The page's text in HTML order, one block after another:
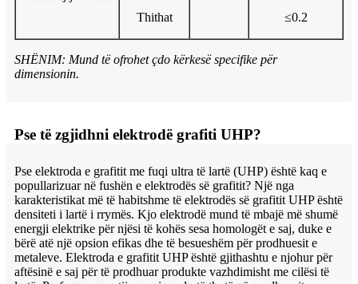
Thithat ≤0.2
SHËNIM: Mund të ofrohet çdo kërkesë specifike për
dimensionin.
Pse të zgjidhni elektrodë grafiti UHP?
Pse elektroda e grafitit me fuqi ultra të lartë (UHP) është kaq e
popullarizuar në fushën e elektrodës së grafitit? Një nga
karakteristikat më të habitshme të elektrodës së grafitit UHP është
densiteti i lartë i rrymës. Kjo elektrodë mund të mbajë më shumë
energji elektrike për njësi të kohës sesa homologët e saj, duke e
bërë atë një opsion efikas dhe të besueshëm për prodhuesit e
metaleve. Elektroda e grafitit UHP është gjithashtu e njohur për
aftësinë e saj për të prodhuar produkte vazhdimisht me cilësi të